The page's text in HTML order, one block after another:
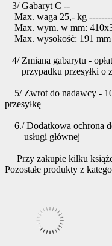
3/ Gabaryt C --
Max. waga 25,- kg
Max. wym. w mm:
Max. wysokość: 191 mm
4/ Zmiana gabarytu -
przypadku przesyłki o
5/ Zwrot do nadawcy -
przesyłkę
6./ Dodatkowa ochrona
usługi głównej
Przy zakupie kilku
Pozostałe produkty z